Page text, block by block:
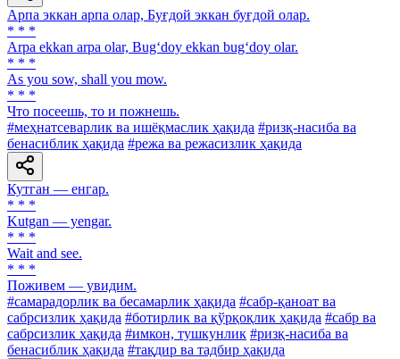
Арпа эккан арпа олар, Буғдой эккан буғдой олар.
* * *
Arpa ekkan arpa olar, Bug‘doy ekkan bug‘doy olar.
* * *
As you sow, shall you mow.
* * *
Что посеешь, то и пожнешь.
#меҳнатсеварлик ва ишёқмаслик ҳақида #ризқ-насиба ва
бенасиблик ҳақида #режа ва режасизлик ҳақида
Кутган — енгар.
* * *
Kutgan — yengar.
* * *
Wait and see.
* * *
Поживем — увидим.
#самарадорлик ва бесамарлик ҳақида #сабр-қаноат ва
сабрсизлик ҳақида #ботирлик ва қўрқоқлик ҳақида #сабр ва
сабрсизлик ҳақида #имкон, тушкунлик #ризқ-насиба ва
бенасиблик ҳақида #тақдир ва тадбир ҳақида